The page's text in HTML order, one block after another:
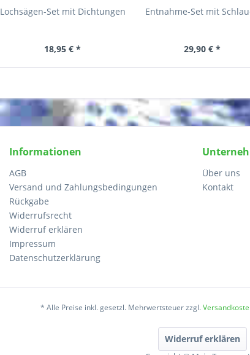
Lochsägen-Set mit Dichtungen
18,95 € *
Entnahme-Set mit
29,90 € *
Informationen
AGB
Versand und Zahlungsbedingungen
Rückgabe
Widerrufsrecht
Widerruf erklären
Impressum
Datenschutzerklärung
Über uns
Kontakt
* Alle Preise inkl. gesetzl. Mehrwertsteuer zzgl.
Widerruf erklären